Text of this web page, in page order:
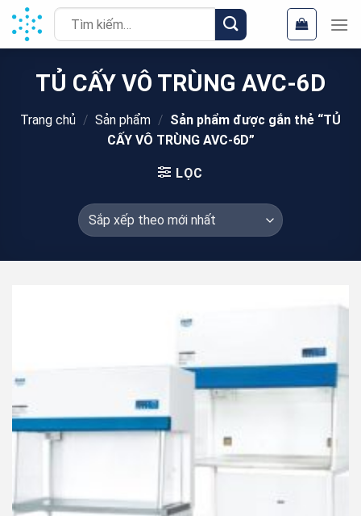
Chuyển
đến
nội
Tìm
kiếm:
TỦ CẤY VÔ TRÙNG AVC-6D
Trang chủ / Sản phẩm / Sản phẩm được gắn thẻ “TỦ
CẤY VÔ TRÙNG AVC-6D”
LỌC